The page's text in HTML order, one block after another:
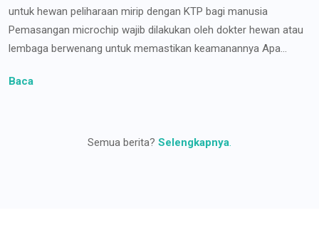
untuk hewan peliharaan mirip dengan KTP bagi manusia
Pemasangan microchip wajib dilakukan oleh dokter hewan atau
lembaga berwenang untuk memastikan keamanannya Apa...
Baca
Semua berita? Selengkapnya